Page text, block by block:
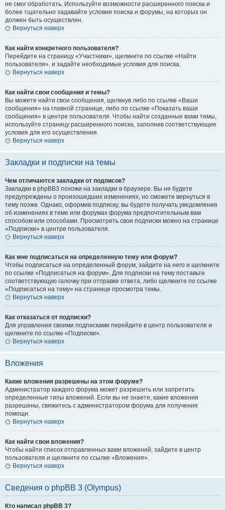
не смог обработать. Используйте возможности расширенного поиска и
более тщательно задавайте условия поиска и форумы, на которых он
должен быть осуществлен.
Вернуться наверх
Как найти конкретного пользователя?
Перейдите на страницу «Участники», щелкните по ссылке «Найти
пользователя», и задайте необходимые условия для поиска.
Вернуться наверх
Как найти свои сообщения и темы?
Вы можете найти свои сообщения, щелкнув либо по ссылке «Ваши
сообщения» на главной странице, либо по ссылке «Показать ваши
сообщения» в центре пользователя. Чтобы найти созданные вами темы,
используйте страницу расширенного поиска, заполнив соответствующие
условия для его осуществления.
Вернуться наверх
Закладки и подписки на темы
Чем отличаются закладки от подписок?
Закладки в phpBB3 похожи на закладки в браузере. Вы не будете
предупреждены о произошедших изменениях, но сможете вернуться в
тему позже. Однако, оформив подписку, вы будете получать уведомления
об изменениях в теме или форумах форума предпочтительным вам
способом или способами. Просмотреть свои подписки можно на странице
«Подписки» в центре пользователя.
Вернуться наверх
Как мне подписаться на определенную тему или форум?
Чтобы подписаться на определенный форум, зайдите на него и щелкните
по ссылке «Подписаться на форум». Для подписки на тему поставьте
соответствующую галочку при отправке ответа, либо щелкните по ссылке
«Подписаться на тему» на странице просмотра темы.
Вернуться наверх
Как отказаться от подписки?
Для управления своими подписками перейдите в центр пользователя и
щелкните по ссылке «Подписки».
Вернуться наверх
Вложения
Какие вложения разрешены на этом форуме?
Администратор каждого форума может разрешить или запретить
определенные типы вложений. Если вы не знаете, какие вложения
разрешены, свяжитесь с администратором форума для получения
помощи.
Вернуться наверх
Как найти свои вложения?
Чтобы найти список отправленных вами вложений, зайдите в центр
пользователя и щелкните по ссылке «Вложения».
Вернуться наверх
Сведения о phpBB 3 (Olympus)
Кто написал phpBB 3?